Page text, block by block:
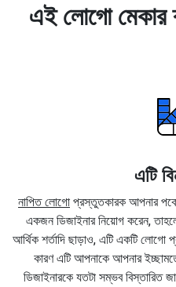
এই লোগো মেকার
এটি
নাপিত লোগো প্রস্তুতকারক আপনার
একজন ডিজাইনার নিয়োগ করেন,
আর্থিক শর্তাদি ছাড়াও, এটি একটি লোগো
কারণ এটি আপনাকে আপনার
ডিজাইনারকে যতটা সম্ভব বিস্তারিত